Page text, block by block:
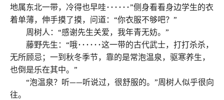
地属东北一带，冷得也早哇･･････”侧身看看身边学生的衣
着单薄，伸手摸了摸，问道：“你衣服不够吧？”
周树人：“感谢先生关爱，我年青无妨。”
藤野先生：“哦･･････这一带的古代武士，打打杀杀，
无所顾忌；一到秋冬季节，靠的是常泡温泉，驱寒养生，
也倒是乐在其中。”
“泡温泉？听——听说过，很舒服的。”周树人似乎很向
往。